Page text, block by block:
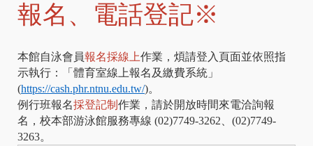
報名、電話登記※
本館自泳會員報名採線 上作業，煩請登入頁面並依照指
示執行：「體育室線上報名及繳費系統」
(https://cash.phr.ntnu.edu.tw/)。
例行班報名採登記制 作業，請於開放時間來電洽詢報
名，校本部游泳館服務專線 (02)7749-3262、(02)7749-
3263。